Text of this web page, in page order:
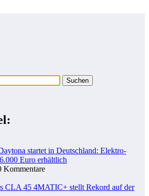
startet in Deutschland: Elektro-
Euro erhältlich
Kommentare
CLA 45 4MATIC+ stellt Rekord auf der